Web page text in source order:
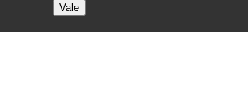
Vale